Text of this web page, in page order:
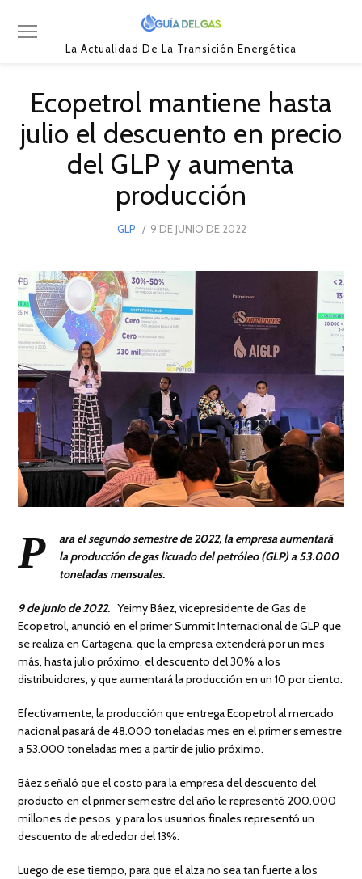
La Actualidad De La Transición Energética
Ecopetrol mantiene hasta
julio el descuento en precio
del GLP y aumenta
producción
GLP
POSTED
9 DE JUNIO DE 2022
2022
P
ara el segundo semestre de 2022, la empresa aumentará
la producción de gas licuado del petróleo (GLP) a 53.000
toneladas mensuales.
9 de junio de 2022. Yeimy Báez, vicepresidente de Gas de
Ecopetrol, anunció en el primer Summit Internacional de GLP que
se realiza en Cartagena, que la empresa extenderá por un mes
más, hasta julio próximo, el descuento del 30% a los
distribuidores, y que aumentará la producción en un 10 por ciento.
Efectivamente, la producción que entrega Ecopetrol al mercado
nacional pasará de 48.000 toneladas mes en el primer semestre
a 53.000 toneladas mes a partir de julio próximo.
Báez señaló que el costo para la empresa del descuento del
producto en el primer semestre del año le representó 200.000
millones de pesos, y para los usuarios finales representó un
descuento de alrededor del 13%.
Luego de ese tiempo, para que el alza no sea tan fuerte a los